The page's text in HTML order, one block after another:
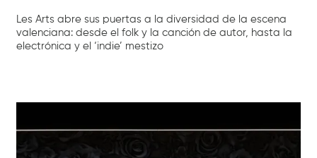
Les Arts abre sus puertas a la diversidad de la escena
valenciana: desde el folk y la canción de autor, hasta la
electrónica y el ‘indie’ mestizo